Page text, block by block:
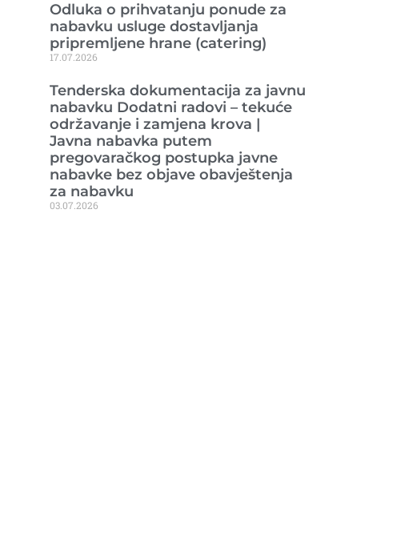
Odluka o prihvatanju ponude za
nabavku usluge dostavljanja
pripremljene hrane (catering)
17.07.2026
Tenderska dokumentacija za javnu
nabavku Dodatni radovi – tekuće
održavanje i zamjena krova |
Javna nabavka putem
pregovaračkog postupka javne
nabavke bez objave obavještenja
za nabavku
03.07.2026